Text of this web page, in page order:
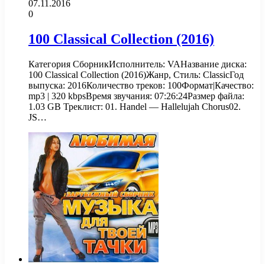
07.11.2016
0
100 Classical Collection (2016)
Категория СборникИсполнитель: VAНазвание диска:
100 Classical Collection (2016)Жанр, Стиль: ClassicГод
выпуска: 2016Количество треков: 100Формат|Качество:
mp3 | 320 kbpsВремя звучания: 07:26:24Размер файла:
1.03 GB Треклист: 01. Handel — Hallelujah Chorus02.
JS…